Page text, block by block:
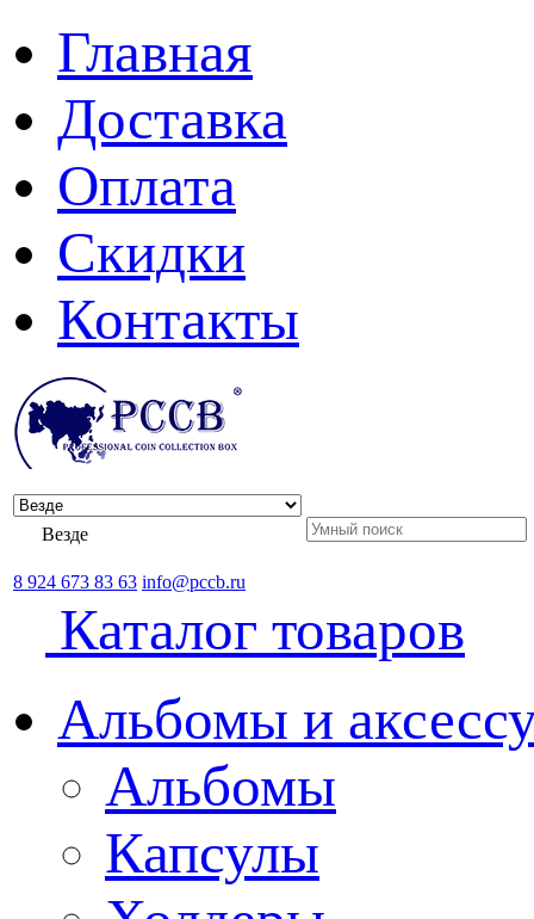
Главная
Доставка
Оплата
Скидки
Контакты
Везде
8 924 673 83 63 info@pccb.ru
Каталог товаров
Альбомы и
Альбомы
Капсулы